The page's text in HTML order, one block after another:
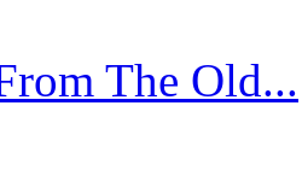
The Old...